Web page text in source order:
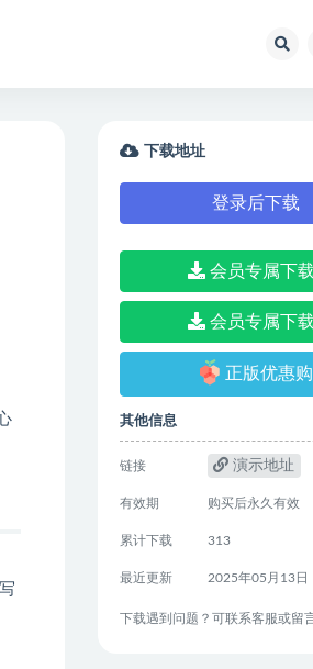
下载地址
登录后下载
会员专属下
会员专属下
正版优惠购
其他信息
链接 演示地址
有效期 购买后永久有效
累计下载 313
最近更新 2025年05月13日
下载遇到问题？可联系客服或留